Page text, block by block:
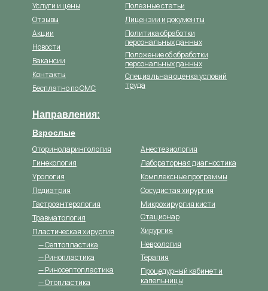
Направления:
Взрослые
Оториноларингология
Услуги и цены
Гинекология
Отзывы
Урология
Акции
Педиатрия
Новости
Гастроэнтерология
Вакансии
Травматология
Анестезиология
— Септопластика
— Ринопластика
— Риносептопластика
— Отопластика
Контакты
Пластическая хирургия
Лабораторная диагностика
Стационар
Бесплатно по ОМС
Терапия
Комплексные программы
Хирургия
Лицензии и документы
Политика обработки
персональных данных
Положение об обработки
персональных данных
Процедурный кабинет и
капельницы
Сосудистая хирургия
Неврология
Микрохирургия кисти
Специальная оценка условий
труда
Полезные статьи